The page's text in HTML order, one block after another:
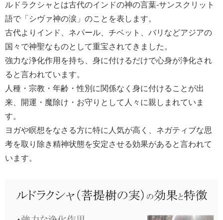
ルドラクシャとは古代のインドの神の言葉-サンスクリット
語で「シヴァ神の涙」のことを表します。
古代よりインド、ネパール、チベット、バリなどアジアの
国々で神聖なものとして重宝されてきました。
強力な浄化作用を持ち、身に付けるだけで心身が浄化され
ると言われています。
人種・宗教・年齢・性別に関係なく身に付けることが出
来、開運・魔除け・お守りとして人々に親しまれていま
す。
ヨガや瞑想をなさる方に特に人気が高く、ネガティブな思
考を取り除き精神状態を安定させる効果があると言われて
います。